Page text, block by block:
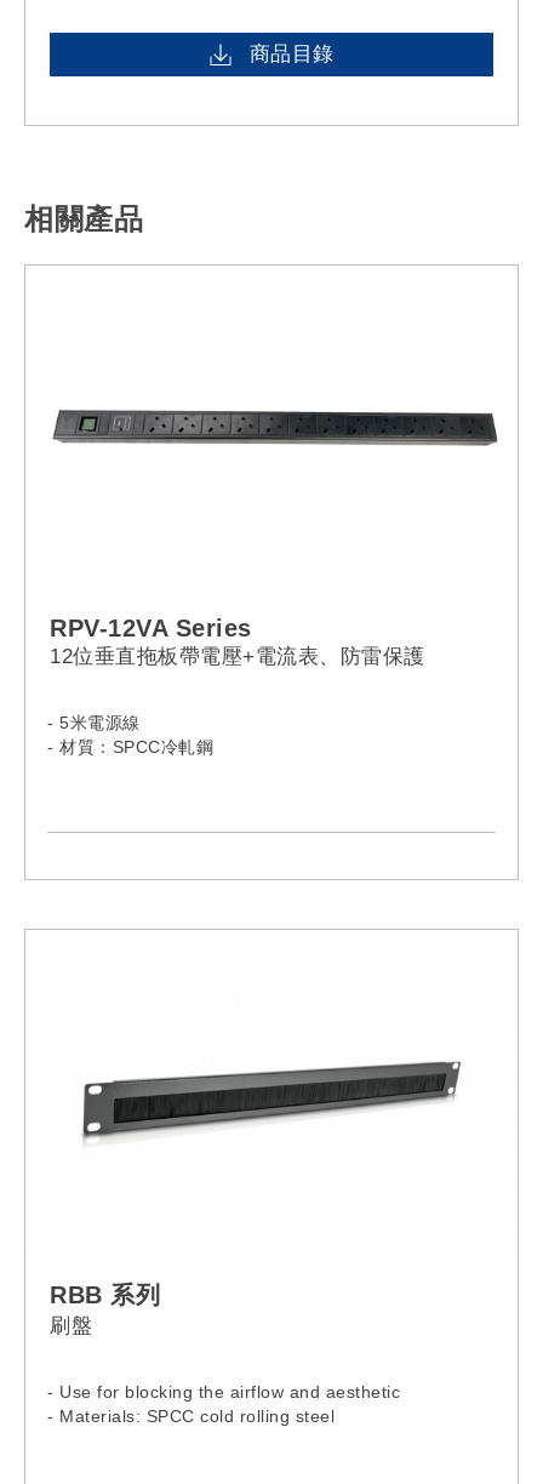
商品目錄
相關產品
RPV-12VA Series
12位垂直拖板帶電壓+電流表、防雷保護
- 5米電源線
- 材質：SPCC冷軋鋼
RPV-12VA-13R-C14
RPV-12VA-13R-C20
RPV-12VA-13R-16A
RPV-12VA-C13-32A
RPV-12VA-C19-13A
RPV-12VA-C19-C14
RPV-12VA-C19-32A
RBB 系列
刷盤
- Use for blocking the airflow and aesthetic
- Materials: SPCC cold rolling steel